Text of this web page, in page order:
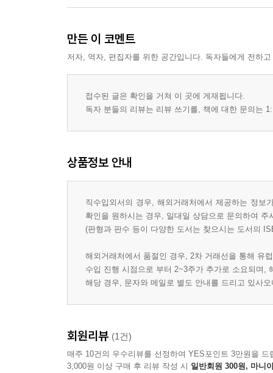
만든 이 코멘트
저자, 역자, 편집자를 위한 공간입니다. 독자들에게 전하
접수된 글은 확인을 거쳐 이 곳에 게재됩니다.
독자 분들의 리뷰는 리뷰 쓰기를, 책에 대한 문의는
상품정보 안내
직수입외서의 경우, 해외거래처에서 제공하는 정
확인을 원하시는 경우, 일대일 상담으로 문의하여 주
(판형과 판수 등이 다양한 도서는 찾으시는 도서의
해외거래처에서 품절인 경우, 2차 거래선을 통해 유
수입 진행 시점으로 부터 2~3주가 추가로 소요되며,
해당 경우, 문자와 메일로 별도 안내를 드리고 있사
회원리뷰 (1건)
매주 10건의 우수리뷰를 선정하여 YES포인트 3만원을 드
3,000원 이상 구매 후 리뷰 작성 시 일반회원 300원, 마니